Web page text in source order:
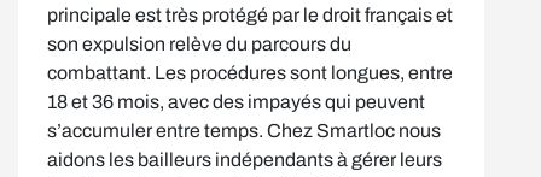
principale est très protégé par le droit français et
son expulsion relève du parcours du
combattant. Les procédures sont longues, entre
18 et 36 mois, avec des impayés qui peuvent
s’accumuler entre temps. Chez Smartloc nous
aidons les bailleurs indépendants à gérer leurs